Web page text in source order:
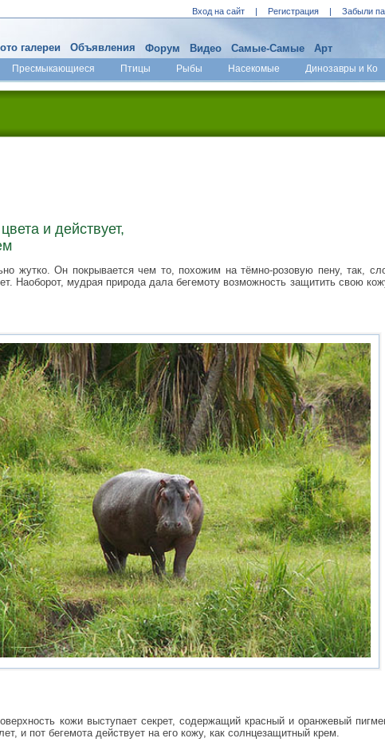
Вход на сайт | Регистрация | Забыли
Пресмыкающиеся Птицы Рыбы Насекомые Динозавры и Ко
галереи Объявления Форум Видео Самые-Самые Арт
и действует,
жутко. Он покрывается чем то, похожим на тёмно-розовую пену, так,
Наоборот, мудрая природа дала бегемоту возможность защитить свою
кожи выступает секрет, содержащий красный и оранжевый
и пот бегемота действует на его кожу, как солнцезащитный крем.